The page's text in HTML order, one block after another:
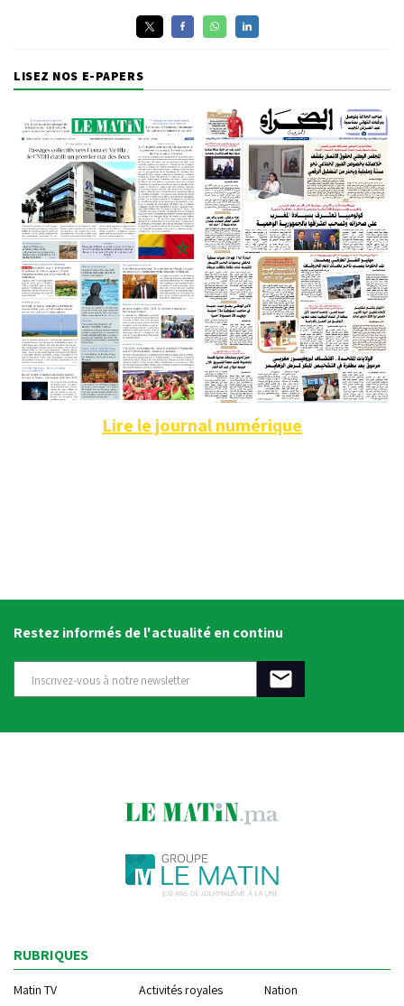
LISEZ NOS E-PAPERS
Lire le journal numérique
Restez informés de l'actualité en continu
RUBRIQUES
Matin TV Activités royales
Nation